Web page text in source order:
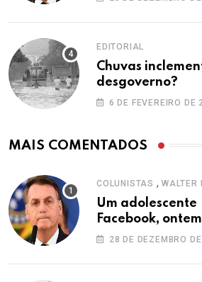
EDITORIAL
Chuvas
desgoverno?
6 DE FEVEREIRO DE
MAIS COMENTADOS
COLUNISTAS , WALTER
Um adolescente
Facebook,
28 DE DEZEMBRO